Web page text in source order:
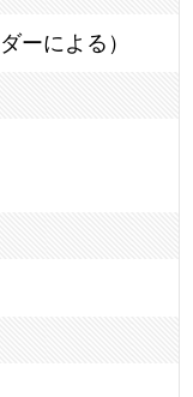
ーによる）